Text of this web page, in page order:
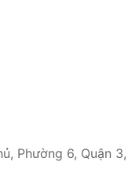
Phường 6, Quận 3,